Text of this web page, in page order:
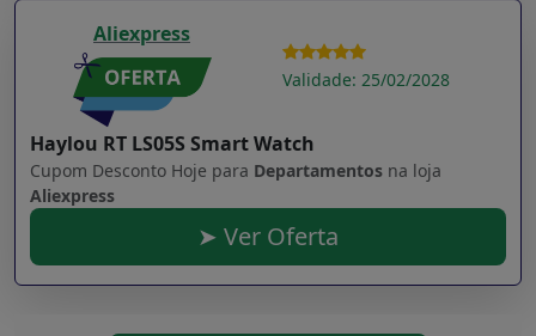
Aliexpress
Validade: 25/02/2028
Haylou RT LS05S Smart Watch
Cupom Desconto Hoje para Departamentos na loja
Aliexpress
➤ Ver Oferta